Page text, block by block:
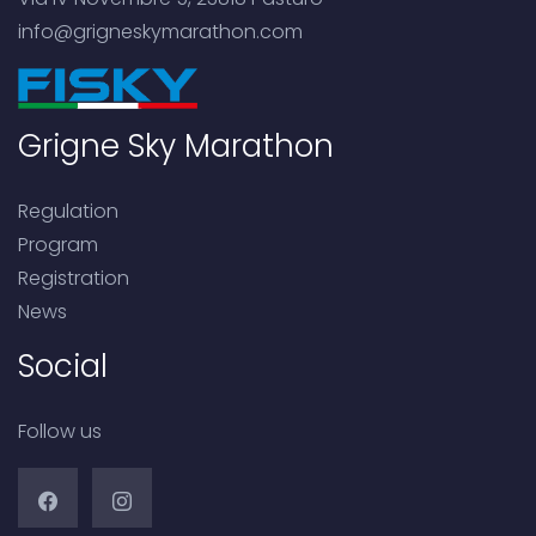
info@grigneskymarathon.com
Grigne Sky Marathon
Regulation
Program
Registration
News
Social
Follow us